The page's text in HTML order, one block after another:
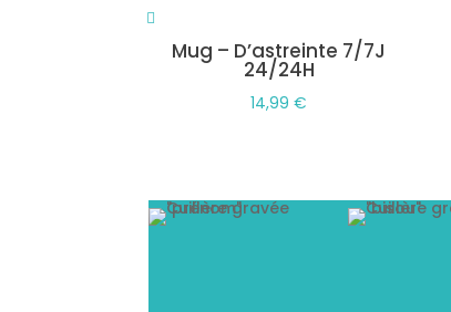
Mug – D’astreinte 7/7J
24/24H
14,99€